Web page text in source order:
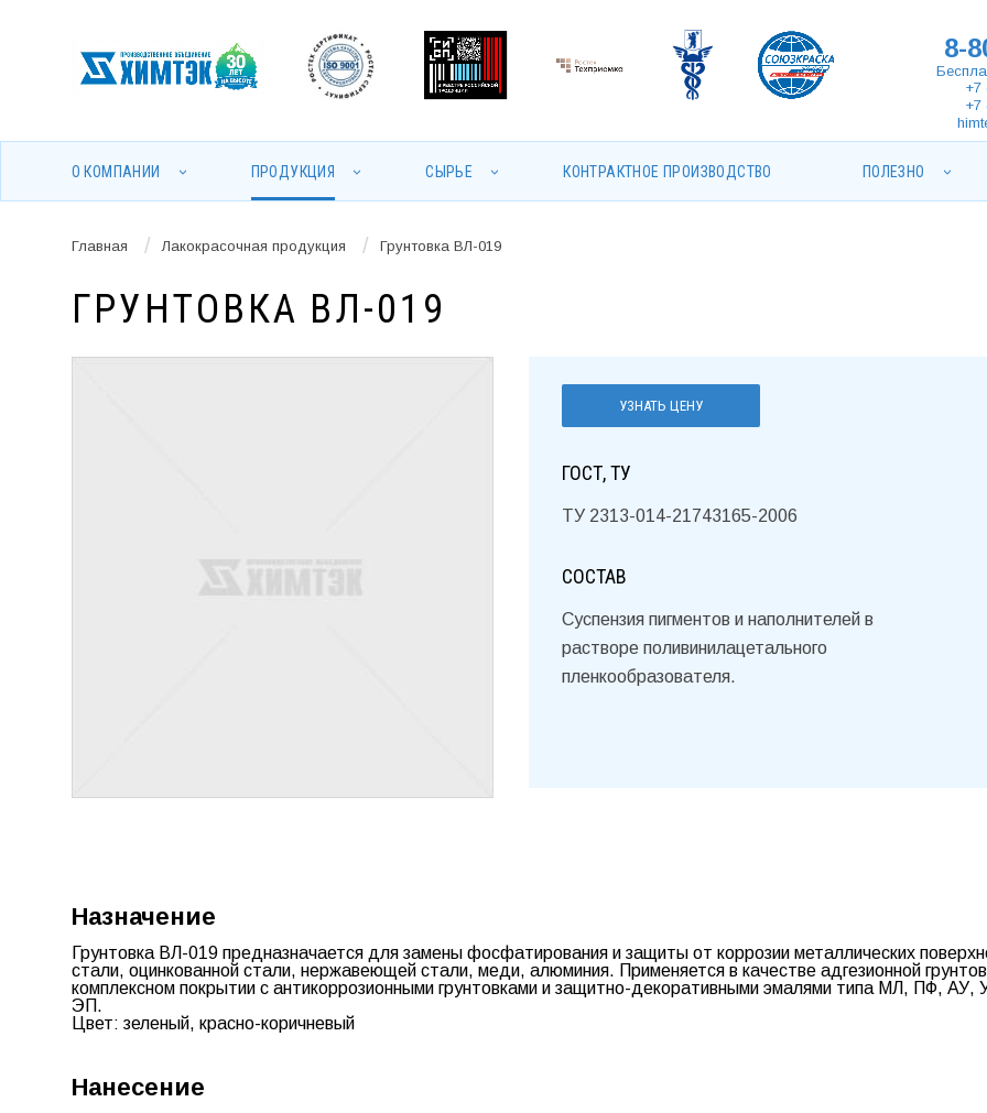
8-
+7
+7
О КОМПАНИИ ПРОДУКЦИЯ СЫРЬЕ КОНТРАКТНОЕ ПРОИЗВОДСТВО ПОЛЕЗНО
Главная / Лакокрасочная продукция / Грунтовка ВЛ-019
ГРУНТОВКА ВЛ-019
УЗНАТЬ ЦЕНУ
ГОСТ, ТУ
ТУ 2313-014-21743165-2006
СОСТАВ
Суспензия пигментов и наполнителей в
растворе поливинилацетального
пленкообразователя.
Назначение
Грунтовка ВЛ-019 предназначается для замены фосфатирования и защиты от коррозии металлических
стали, оцинкованной стали, нержавеющей стали, меди, алюминия. Применяется в качестве адгезионной
комплексном покрытии с антикоррозионными грунтовками и защитно-декоративными эмалями типа МЛ, ПФ,
ЭП.
Цвет: зеленый, красно-коричневый
Нанесение